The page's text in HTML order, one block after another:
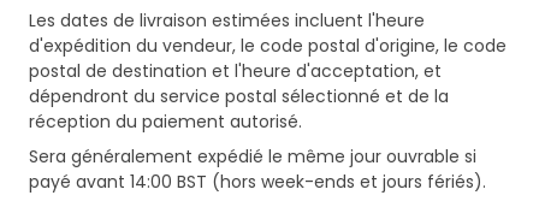
Les dates de livraison estimées incluent l'heure
d'expédition du vendeur, le code postal d'origine, le code
postal de destination et l'heure d'acceptation, et
dépendront du service postal sélectionné et de la
réception du paiement autorisé.
Sera généralement expédié le même jour ouvrable si
payé avant 14:00 BST (hors week-ends et jours fériés).